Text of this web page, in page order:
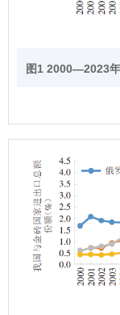
图1 2000—2023